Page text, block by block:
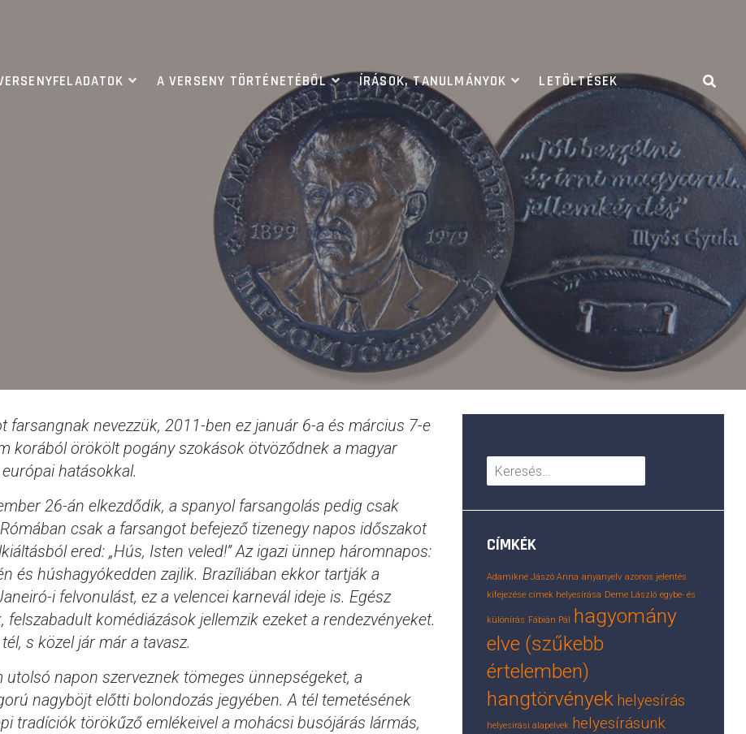
A VERSENY TÖRTÉNETÉBŐL ÍRÁSOK, TANULMÁNYOK LETÖLTÉSEK
nevezzük, 2011-ben ez január 6-a és március 7-e
korából örökölt pogány szokások ötvöződnek a magyar
hatásokkal.
26-án elkezdődik, a spanyol farsangolás pedig csak
csak a farsangot befejező tizenegy napos időszakot
ered: „Hús, Isten veled!” Az igazi ünnep háromnapos:
és húshagyókedden zajlik. Brazíliában ekkor tartják a
i felvonulást, ez a velencei karnevál ideje is. Egész
komédiázások jellemzik ezeket a rendezvényeket.
s közel jár már a tavasz.
napon szerveznek tömeges ünnepségeket, a
nagyböjt előtti bolondozás jegyében. A tél temetésének
tradíciók törökűző emlékeivel a mohácsi busójárás lármás,
Keresés:
CÍMKÉK
Adamikné Jászó Anna anyanyelv azonos jelentés
kifejezése címek helyesírása Deme László egybe- és
különírás Fábián Pál hagyomány
elve (szűkebb
értelemben)
hangtörvények helyesírás
helyesírási alapelvek helyesírásunk